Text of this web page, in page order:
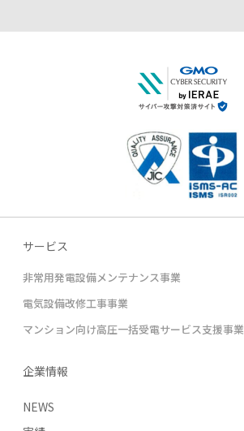
サービス
非常用発電設備メンテナンス事業
電気設備改修工事事業
マンション向け高圧一括受電サービス支援事業
企業情報
NEWS